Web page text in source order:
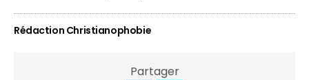
Rédaction Christianophobie
Partager